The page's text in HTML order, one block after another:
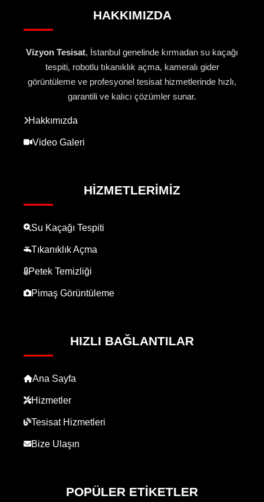
HAKKIMIZDA
Vizyon Tesisat, İstanbul genelinde kırmadan su kaçağı
tespiti, robotlu tıkanıklık açma, kameralı gider
görüntüleme ve profesyonel tesisat hizmetlerinde hızlı,
garantili ve kalıcı çözümler sunar.
Hakkımızda
Video Galeri
HIZMETLERIMIZ
Su Kaçağı Tespiti
Tıkanıklık Açma
Petek Temizliği
Pimaş Görüntüleme
HIZLI BAĞLANTILAR
Ana Sayfa
Hizmetler
Tesisat Hizmetleri
Bize Ulaşın
POPÜLER ETIKETLER